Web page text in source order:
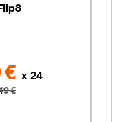
sélectionnables
lieu de 549 euros
€ x 24
€